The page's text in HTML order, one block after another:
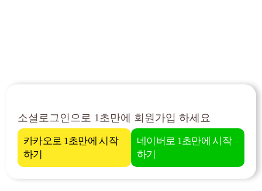
소셜로그인으로 1초만에 회원가입 하세요
카카오로 1초만에 시작
하기
네이버로 1초만에 시작
하기